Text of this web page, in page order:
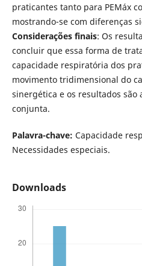
praticantes tanto para PEMáx
mostrando-se com diferenças
Considerações finais: Os
concluir que essa forma de
capacidade respiratória dos
movimento tridimensional do
sinergética e os resultados são
conjunta.
Palavra-chave: Capacidade
Necessidades especiais.
Downloads